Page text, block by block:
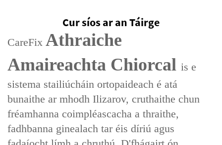
Cur síos ar an Táirge
CareFix Athraiche
Amaireachta Chiorcal is e
sistema stailiúcháin ortopaideach é atá
bunaithe ar mhodh Ilizarov, cruthaithe chun
fréamhanna coimpléascacha a thraithe,
fadhbanna ginealach tar éis díriú agus